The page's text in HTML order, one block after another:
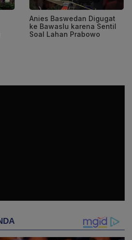
Anies Baswedan Digugat
ke Bawaslu karena Sentil
Soal Lahan Prabowo